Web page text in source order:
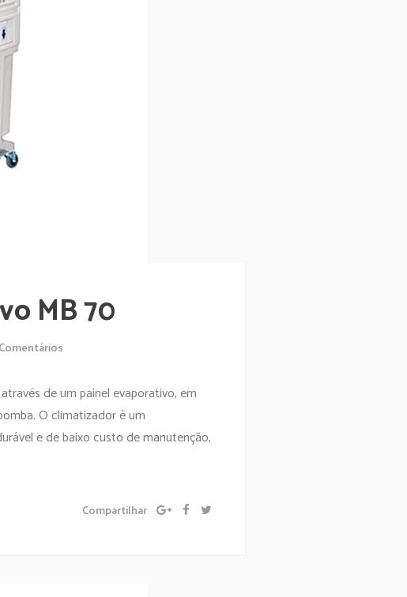
MB 70
Comentários
de um painel evaporativo, em
O climatizador é um
e de baixo custo de manutenção,
Compartilhar